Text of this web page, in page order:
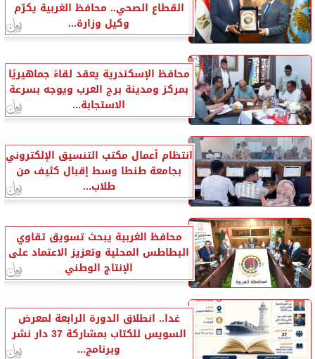
القطاع الصحي.. محافظ الغربية يكرّم
وكيل وزارة...
محافظ الإسكندرية يعقد لقاءً جماهيريًا
بمركز ومدينة برج العرب ويوجه بسرعة
الاستجابة...
انتظام أعمال مكتب التنسيق الإلكتروني
بجامعة طنطا وسط إقبال كثيف من
طلاب...
محافظ الغربية يبحث تسويق تقاوي
البطاطس المحلية وتعزيز الاعتماد على
الإنتاج الوطني
غدا.. انطلاق الدورة الرابعة لمعرض
السويس للكتاب بمشاركة 37 دار نشر
وبرنامج...